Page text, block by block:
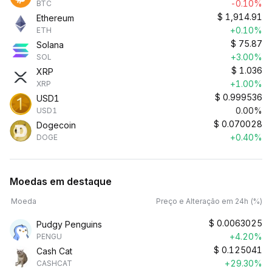
BTC
-0.10%
Ethereum
ETH
$ 1,914.91
+0.10%
Solana
SOL
$ 75.87
+3.00%
XRP
XRP
$ 1.036
+1.00%
USD1
USD1
$ 0.999536
0.00%
Dogecoin
DOGE
$ 0.070028
+0.40%
Moedas em destaque
Moeda Preço e Alteração em 24h (%)
Pudgy Penguins
PENGU
$ 0.0063025
+4.20%
Cash Cat
CASHCAT
$ 0.125041
+29.30%